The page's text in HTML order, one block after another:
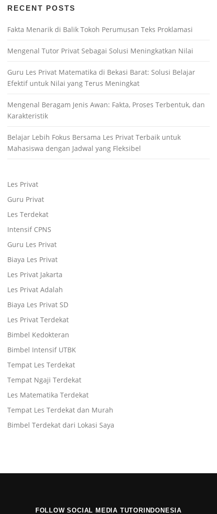
RECENT POSTS
Fakta Menarik di Balik Tokoh Perumusan Teks Proklamasi
Mengenal Tutor Privat Sebagai Solusi Meningkatkan Nilai
Guru Les Privat Matematika di Bekasi Barat: Solusi Belajar
Efektif untuk Nilai yang Terus Meningkat
Mengenal Beragam Jenis Awan: Fakta, Proses Terbentuk, dan
Karakteristik
Belajar Lebih Fokus Bersama Les Privat Terbaik untuk
Mahasiswa dengan Jadwal yang Fleksibel
Les Privat
Guru Privat
Les Terdekat
Intensif CPNS
Guru Les Privat
Biaya Les Privat
Les Privat Jakarta
Les Privat Adalah
Biaya Les Privat SD
Les Privat Terdekat
Bimbel Kedokteran
Bimbel Intensif UTBK
Tempat Les Terdekat
Tempat Ngaji Terdekat
Les Matematika Terdekat
Tempat Les Terdekat dan Murah
Bimbel Terdekat dari Lokasi Saya
FOLLOW SOCIAL MEDIA TUTORINDONESIA